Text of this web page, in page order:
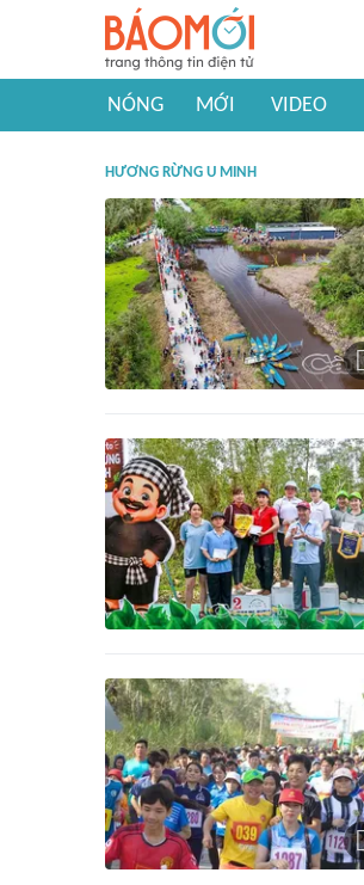
NÓNG MỚI VIDEO
HƯƠNG RỪNG U MINH